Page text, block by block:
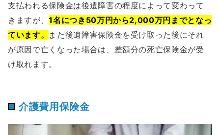
支払われる保険金は後遺障害の程度によって変わって
きますが、1名につき50万円から2,000万円までとなっ
ています。
また後遺障害保険金を受け取った後にそれ
が原因で亡くなった場合は、差額分の死亡保険金が受
け取れます。
介護費用保険金